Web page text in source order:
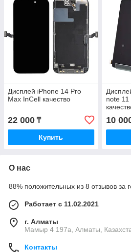
Дисплей iPhone 14 Pro
Max InCell качество
22 000 ₸
Купить
note
10
О нас
88% положительных из 8 отзывов за
Работает с 11.02.2021
г. Алматы
Мамыр 4 197а, Алматы,
Контакты